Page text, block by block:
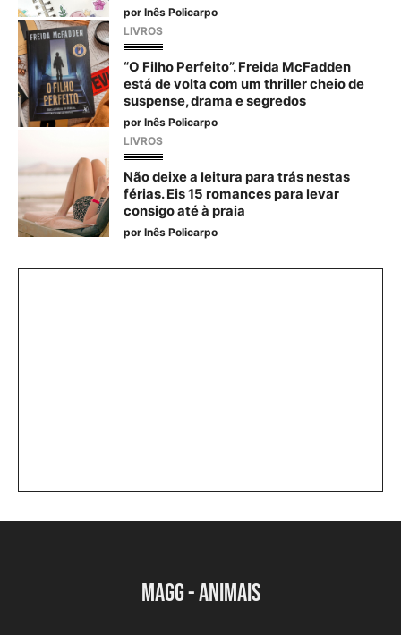
por Inês Policarpo
LIVROS
“O Filho Perfeito”. Freida McFadden
está de volta com um thriller cheio de
suspense, drama e segredos
por Inês Policarpo
LIVROS
Não deixe a leitura para trás nestas
férias. Eis 15 romances para levar
consigo até à praia
por Inês Policarpo
MAGG - ANIMAIS